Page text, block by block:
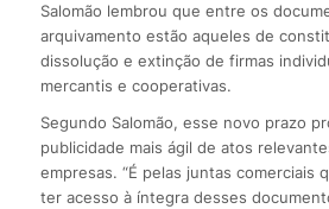
Salomão lembrou que entre os
arquivamento estão aqueles de
dissolução e extinção de firmas
mercantis e cooperativas.
Segundo Salomão, esse novo prazo
publicidade mais ágil de atos
empresas. “É pelas juntas comerciais
ter acesso à íntegra desses